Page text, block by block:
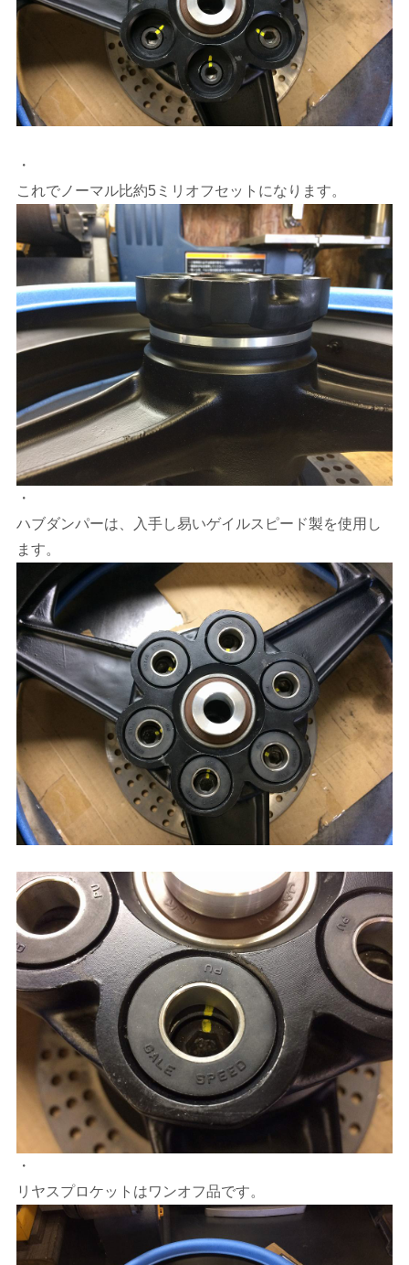
・
これでノーマル比約5ミリオフセットになります。
・
ハブダンパーは、入手し易いゲイルスピード製を使用し
ます。
・
リヤスプロケットはワンオフ品です。